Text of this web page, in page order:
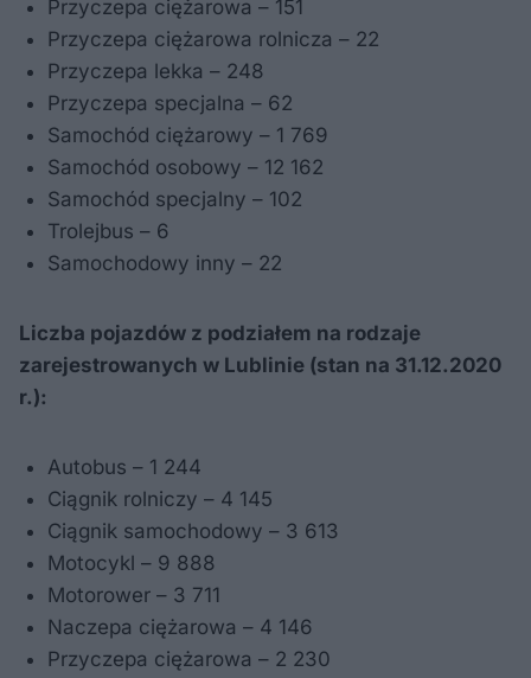
Przyczepa ciężarowa – 151
Przyczepa ciężarowa rolnicza – 22
Przyczepa lekka – 248
Przyczepa specjalna – 62
Samochód ciężarowy – 1 769
Samochód osobowy – 12 162
Samochód specjalny – 102
Trolejbus – 6
Samochodowy inny – 22
Liczba pojazdów z podziałem na rodzaje
zarejestrowanych w Lublinie (stan na 31.12.2020
r.):
Autobus – 1 244
Ciągnik rolniczy – 4 145
Ciągnik samochodowy – 3 613
Motocykl – 9 888
Motorower – 3 711
Naczepa ciężarowa – 4 146
Przyczepa ciężarowa – 2 230